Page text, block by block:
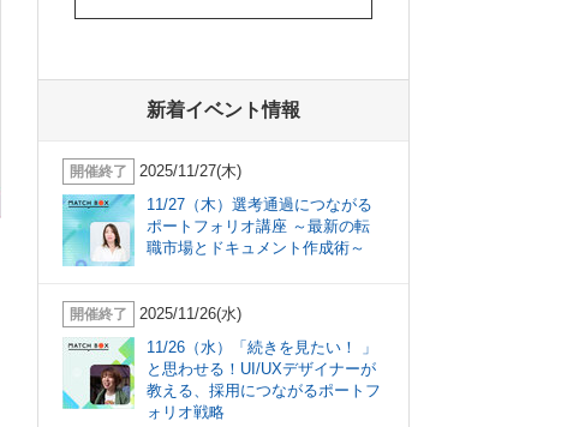
新着イベント情報
開催終了
2025/11/27(木)
11/27（木）選考通過につながる
ポートフォリオ講座 ～最新の転
職市場とドキュメント作成術～
開催終了
2025/11/26(水)
11/26（水）「続きを見たい！ 」
と思わせる！UI/UXデザイナーが
教える、採用につながるポートフ
ォリオ戦略